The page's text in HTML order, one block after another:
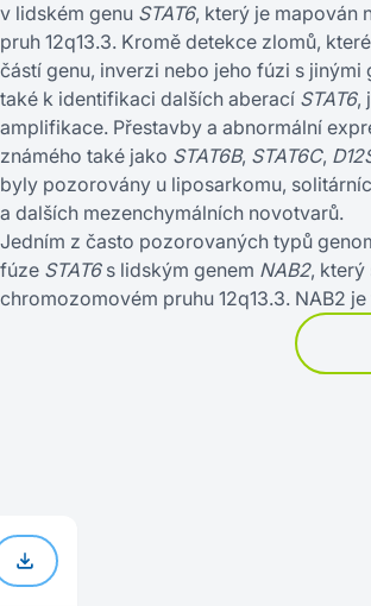
v lidském genu STAT6, který je mapován
pruh 12q13.3. Kromě detekce zlomů,
částí genu, inverzi nebo jeho fúzi s jinými
také k identifikaci dalších aberací STAT6,
amplifikace. Přestavby a abnormální
známého také jako STAT6B, STAT6C,
byly pozorovány u liposarkomu,
a dalších mezenchymálních novotvarů.
Jedním z často pozorovaných typů
fúze STAT6s lidským genem NAB2, který
chromozomovém pruhu 12q13.3. NAB2